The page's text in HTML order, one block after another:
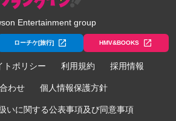
Entertainment group
ローチケ[旅行] HMV&BOOKS
トポリシー 利用規約 採用情報
わせ 個人情報保護方針
いに関する公表事項及び同意事項